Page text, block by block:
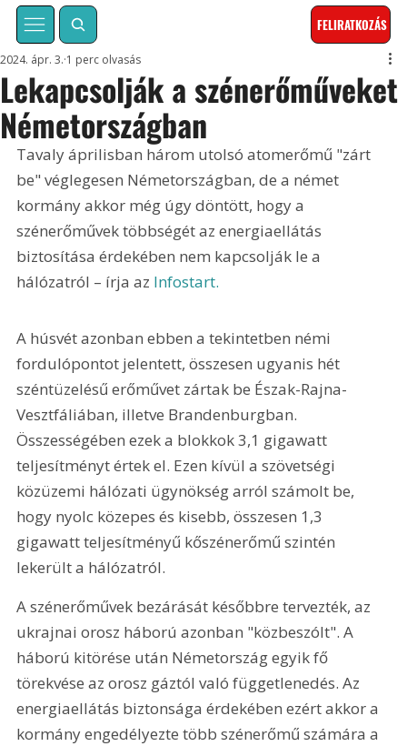
FELIRATKOZÁS
Lekapcsolják a szénerőműveket
Németországban
2024. ápr. 3. 1 perc olvasás
Tavaly áprilisban három utolsó atomerőmű "zárt
be" véglegesen Németországban, de a német
kormány akkor még úgy döntött, hogy a
szénerőművek többségét az energiaellátás
biztosítása érdekében nem kapcsolják le a
hálózatról – írja az Infostart.
A húsvét azonban ebben a tekintetben némi
fordulópontot jelentett, összesen ugyanis hét
széntüzelésű erőművet zártak be Észak-Rajna-
Vesztfáliában, illetve Brandenburgban.
Összességében ezek a blokkok 3,1 gigawatt
teljesítményt értek el. Ezen kívül a szövetségi
közüzemi hálózati ügynökség arról számolt be,
hogy nyolc közepes és kisebb, összesen 1,3
gigawatt teljesítményű kőszénerőmű szintén
lekerült a hálózatról.
A szénerőművek bezárását későbbre tervezték, az
ukrajnai orosz háború azonban "közbeszólt". A
háború kitörése után Németország egyik fő
törekvése az orosz gáztól való függetlenedés. Az
energiaellátás biztonsága érdekében ezért akkor a
kormány engedélyezte több szénerőmű számára a